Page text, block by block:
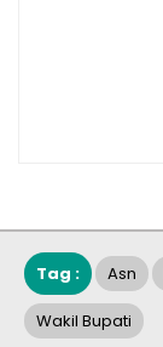
Tag : Asn
Wakil Bupati